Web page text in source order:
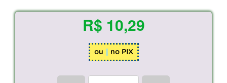
R$ 10,29
ou no PIX